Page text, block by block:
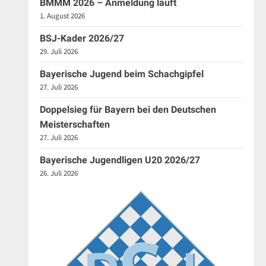
BMMM 2026 – Anmeldung läuft
1. August 2026
BSJ-Kader 2026/27
29. Juli 2026
Bayerische Jugend beim Schachgipfel
27. Juli 2026
Doppelsieg für Bayern bei den Deutschen
Meisterschaften
27. Juli 2026
Bayerische Jugendligen U20 2026/27
26. Juli 2026